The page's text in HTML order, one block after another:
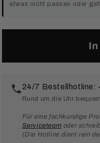
etwas nicht passen oder
24/7 Bestellhotline:
Rund um die Uhr
Für eine fachkundige
Serviceteam oder
(Die Hotline dient rein